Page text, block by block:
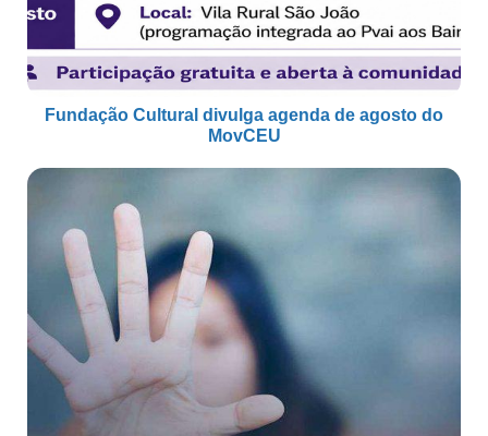
Fundação Cultural divulga agenda de agosto do
MovCEU